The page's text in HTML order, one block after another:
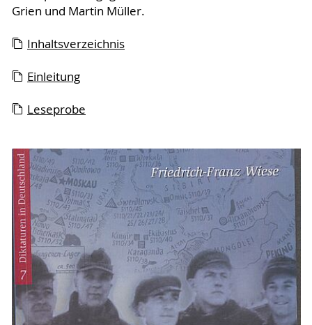
Grien und Martin Müller.
Inhaltsverzeichnis
Einleitung
Leseprobe